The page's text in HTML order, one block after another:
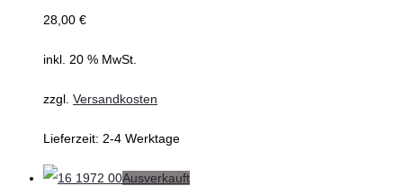
28,00 €
inkl. 20 % MwSt.
zzgl. Versandkosten
Lieferzeit: 2-4 Werktage
Ausverkauft